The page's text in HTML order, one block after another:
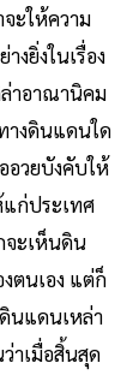
ะให้ความ
งยิ่งในเรื่อง
าอาณานิคม
างดินแดนใด
อวยบังคับให้
ก่ประเทศ
จะเห็นดิน
ตนเอง แต่ก็
นแดนเหล่า
าเมื่อสิ้นสุด